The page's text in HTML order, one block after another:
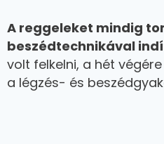
A reggeleket mindig
beszédtechnikával
volt felkelni, a hét
a légzés- és